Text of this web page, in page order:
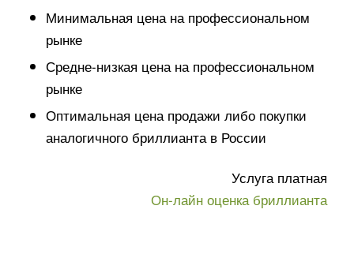
Минимальная цена на профессиональном
рынке
Средне-низкая цена на профессиональном
рынке
Оптимальная цена продажи либо покупки
аналогичного бриллианта в России
Услуга платная
Он-лайн оценка бриллианта